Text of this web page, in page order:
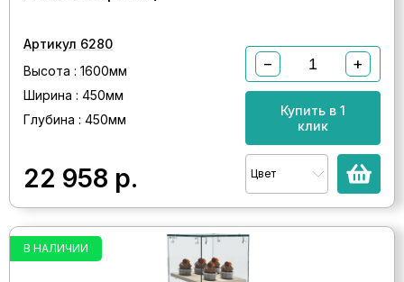
Артикул 6280
Высота : 1600мм
Ширина : 450мм
Глубина : 450мм
22 958 р.
− +
Купить в 1
клик
Цвет
В НАЛИЧИИ